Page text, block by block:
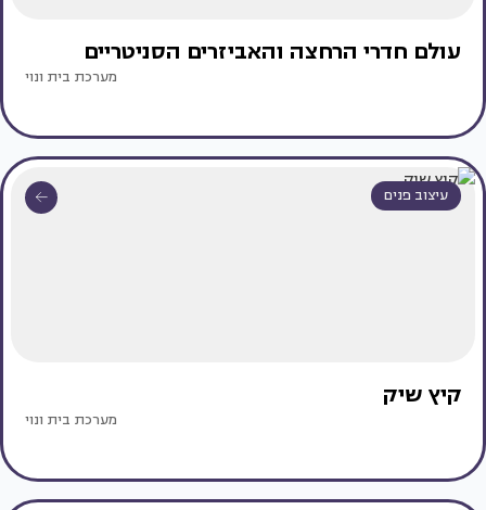
עולם חדרי הרחצה והאביזרים הסניטריים
מערכת בית ונוי
עיצוב פנים
קיץ שיק
מערכת בית ונוי